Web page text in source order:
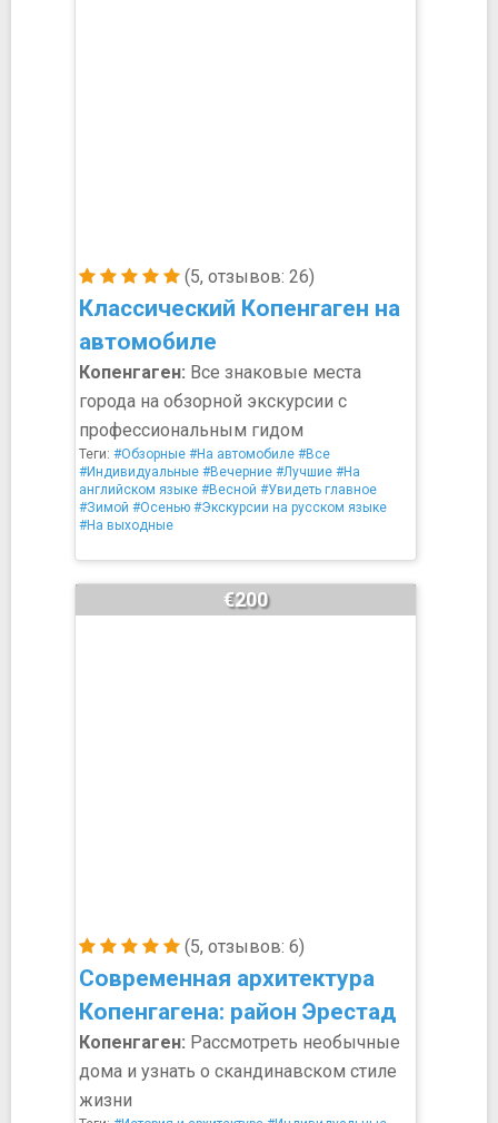
(5, отзывов: 26)
Классический Копенгаген на
автомобиле
Копенгаген: Все знаковые места
города на обзорной экскурсии с
профессиональным гидом
Теги: #Обзорные #На автомобиле #Все
#Индивидуальные #Вечерние #Лучшие #На
английском языке #Весной #Увидеть главное
#Зимой #Осенью #Экскурсии на русском языке
#На выходные
(5, отзывов: 6)
Современная архитектура
Копенгагена: район Эрестад
€200
Копенгаген: Рассмотреть необычные
дома и узнать о скандинавском стиле
жизни